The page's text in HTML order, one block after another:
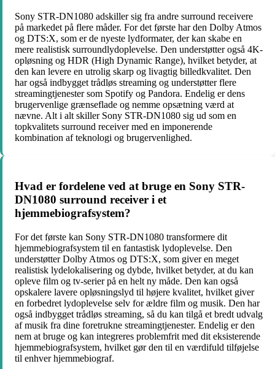
Sony STR-DN1080 adskiller sig fra andre surround receivere
på markedet på flere måder. For det første har den Dolby Atmos
og DTS:X, som er de nyeste lydformater, der kan skabe en
mere realistisk surroundlydoplevelse. Den understøtter også 4K-
opløsning og HDR (High Dynamic Range), hvilket betyder, at
den kan levere en utrolig skarp og livagtig billedkvalitet. Den
har også indbygget trådløs streaming og understøtter flere
streamingtjenester som Spotify og Pandora. Endelig er dens
brugervenlige grænseflade og nemme opsætning værd at
nævne. Alt i alt skiller Sony STR-DN1080 sig ud som en
topkvalitets surround receiver med en imponerende
kombination af teknologi og brugervenlighed.
Hvad er fordelene ved at bruge en Sony STR-
DN1080 surround receiver i et
hjemmebiografsystem?
For det første kan Sony STR-DN1080 transformere dit
hjemmebiografsystem til en fantastisk lydoplevelse. Den
understøtter Dolby Atmos og DTS:X, som giver en meget
realistisk lydelokalisering og dybde, hvilket betyder, at du kan
opleve film og tv-serier på en helt ny måde. Den kan også
opskalere lavere opløsningslyd til højere kvalitet, hvilket giver
en forbedret lydoplevelse selv for ældre film og musik. Den har
også indbygget trådløs streaming, så du kan tilgå et bredt udvalg
af musik fra dine foretrukne streamingtjenester. Endelig er den
nem at bruge og kan integreres problemfrit med dit eksisterende
hjemmebiografsystem, hvilket gør den til en værdifuld tilføjelse
til enhver hjemmebiograf.